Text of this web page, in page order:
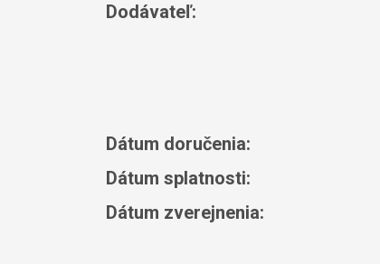
Dodávateľ:
Dátum doručenia:
Dátum splatnosti:
Dátum zverejnenia: